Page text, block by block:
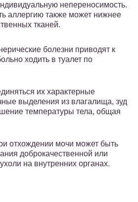
непереносимость.
аллергию также может нижнее
тканей.
болезни приводят к
ходить в туалет по
их характерные
выделения из влагалища, зуд
температуры тела, общая
отхождении мочи может быть
доброкачественной или
на внутренних органах.